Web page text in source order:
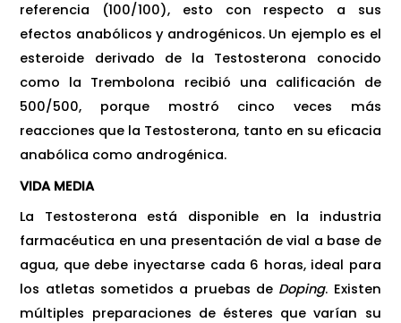
referencia (100/100), esto con respecto a sus
efectos anabólicos y androgénicos. Un ejemplo es el
esteroide derivado de la Testosterona conocido
como la Trembolona recibió una calificación de
500/500, porque mostró cinco veces más
reacciones que la Testosterona, tanto en su eficacia
anabólica como androgénica.
VIDA MEDIA
La Testosterona está disponible en la industria
farmacéutica en una presentación de vial a base de
agua, que debe inyectarse cada 6 horas, ideal para
los atletas sometidos a pruebas de Doping. Existen
múltiples preparaciones de ésteres que varían su